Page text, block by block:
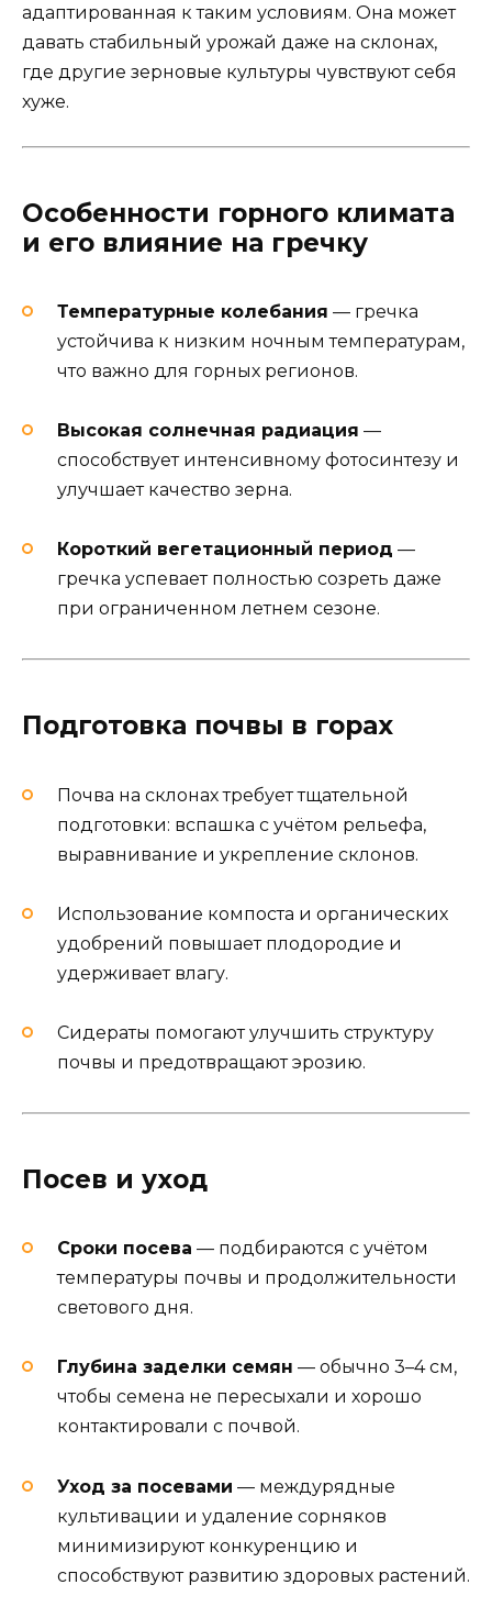
адаптированная к таким условиям. Она может
давать стабильный урожай даже на склонах,
где другие зерновые культуры чувствуют себя
хуже.
Особенности горного климата
и его влияние на гречку
Температурные колебания — гречка
устойчива к низким ночным температурам,
что важно для горных регионов.
Высокая солнечная радиация —
способствует интенсивному фотосинтезу и
улучшает качество зерна.
Короткий вегетационный период —
гречка успевает полностью созреть даже
при ограниченном летнем сезоне.
Подготовка почвы в горах
Почва на склонах требует тщательной
подготовки: вспашка с учётом рельефа,
выравнивание и укрепление склонов.
Использование компоста и органических
удобрений повышает плодородие и
удерживает влагу.
Сидераты помогают улучшить структуру
почвы и предотвращают эрозию.
Посев и уход
Сроки посева — подбираются с учётом
температуры почвы и продолжительности
светового дня.
Глубина заделки семян — обычно 3–4 см,
чтобы семена не пересыхали и хорошо
контактировали с почвой.
Уход за посевами — междурядные
культивации и удаление сорняков
минимизируют конкуренцию и
способствуют развитию здоровых растений.